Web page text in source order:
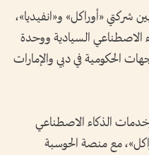
شركتي «أوراكل» و«انفيديا»،
الاصطناعي السيادية ووحدة
الحكومية في دبي والإمارات
الذكاء الاصطناعي
مع منصة الحوسبة